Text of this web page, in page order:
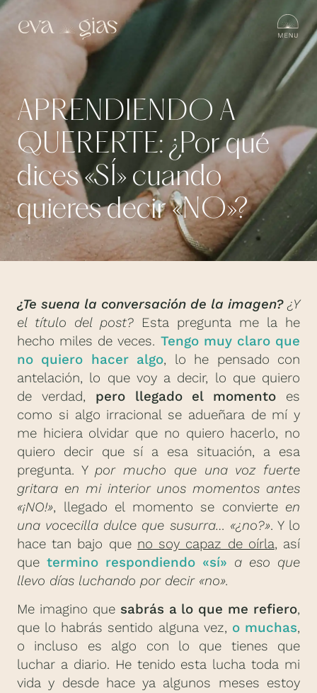
APRENDIENDO A
QUERERTE: ¿Por qué
dices «SÍ» cuando
quieres decir «NO»?
¿Te suena la conversación de la imagen?¿Y
el título del post? Esta pregunta me la he
hecho miles de veces. Tengo muy claro que
no quiero hacer algo, lo he pensado con
antelación, lo que voy a decir, lo que quiero
de verdad, pero llegado el momento es
como si algo irracional se adueñara de mí y
me hiciera olvidar que no quiero hacerlo, no
quiero decir que sí a esa situación, a esa
pregunta. Ypor mucho que una voz fuerte
gritara en mi interior unos momentos antes
«¡NO!», llegado el momento se convierte en
una vocecilla dulce que susurra… «¿no?». Y lo
hace tan bajo que no soy capaz de oírla, así
que termino respondiendo «sí» a eso que
llevo días luchando por decir «no».
Me imagino que sabrás a lo que me refiero,
que lo habrás sentido alguna vez, o muchas,
o incluso es algo con lo que tienes que
luchar a diario. He tenido esta lucha toda mi
vida y desde hace ya algunos meses estoy